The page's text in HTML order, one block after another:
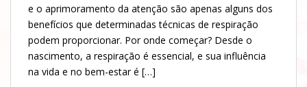
e o aprimoramento da atenção são apenas alguns dos
benefícios que determinadas técnicas de respiração
podem proporcionar. Por onde começar? Desde o
nascimento, a respiração é essencial, e sua influência
na vida e no bem-estar é […]